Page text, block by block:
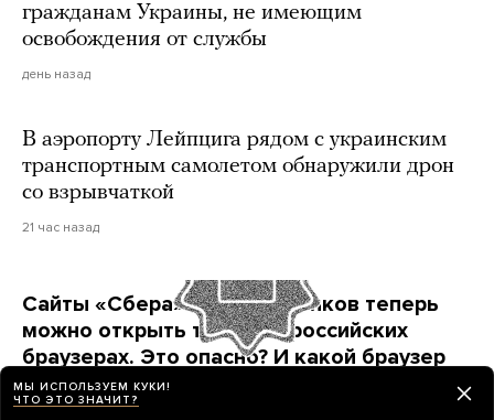
гражданам Украины, не имеющим
освобождения от службы
день назад
В аэропорту Лейпцига рядом с украинским
транспортным самолетом обнаружили дрон
со взрывчаткой
21 час назад
Сайты «Сбера» и других банков теперь
можно открыть только в российских
браузерах. Это опасно? И какой браузер
выбрать?
Короткая инструкция для тех, кто опасается
МЫ ИСПОЛЬЗУЕМ КУКИ!
ЧТО ЭТО ЗНАЧИТ?